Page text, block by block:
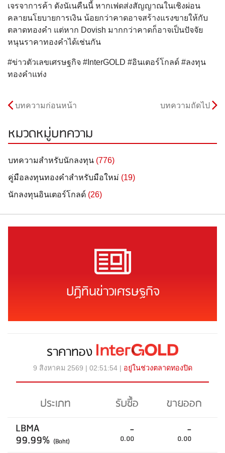
เจรจาการค้า ดังนัเนคืนนี้ หากเฟดส่งสัญญาณในเชิงผ่อน
คลายนโยบายการเงิน น้อยกว่าคาดอาจสร้างแรงขายให้กับ
ตลาดทองคํา แต่หาก Dovish มากกว่าคาดก็อาจเป็นปัจจัย
หนุนราคาทองคําได้เช่นกัน
#ข่าวตัวเลขเศรษฐกิจ #InterGOLD #อินเตอร์โกลด์ #ลงทุน
ทองคำแท่ง
บทความก่อนหน้า บทความถัดไป
หมวดหมู่บทความ
บทความสำหรับนักลงทุน (776)
คู่มือลงทุนทองคำสำหรับมือใหม่ (19)
นักลงทุนอินเตอร์โกลด์ (26)
ปฏิทินข่าวเศรษฐกิจ
ราคาทอง
9 สิงหาคม 2569 | 02:51:54 | อยู่ในช่วงตลาดทองปิด
ประเภท รับซื้อ
ขายออก
LBMA
99.99% (Baht)
-
0.00
-
0.00